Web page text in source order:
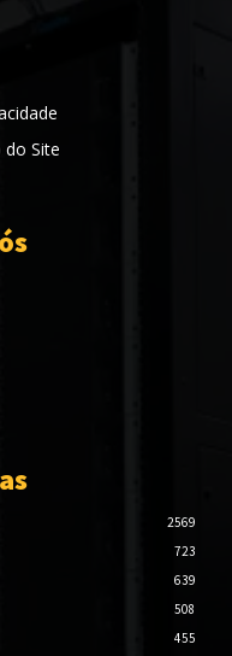
do Site
2569
723
639
508
455